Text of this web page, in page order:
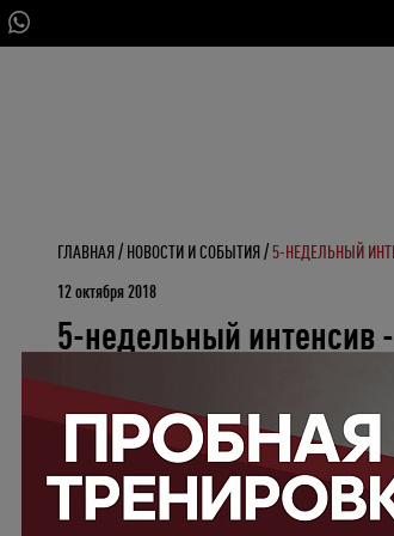
ГЛАВНАЯ НОВОСТИ И СОБЫТИЯ 5-НЕДЕЛЬНЫЙ
12 октября 2018
5-недельный интенсив
скидкой 24%
The Base представляет специальный курс
спортивного цикла. Его принцип строится на
программы, направленной на жиросжигание и